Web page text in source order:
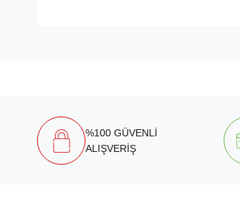
%100 GÜVENLİ
ALIŞVERİŞ